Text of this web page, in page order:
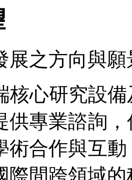
展之方向與
核心研究設
供專業諮詢
術合作與互
際間跨領域